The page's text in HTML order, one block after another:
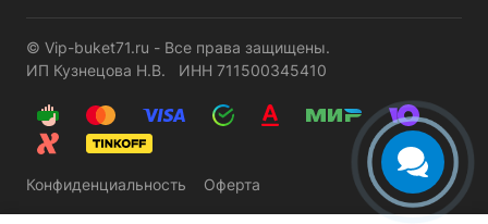
© Vip-buket71.ru - Все права защищены.
ИП Кузнецова Н.В. ИНН 711500345410
Конфиденциальность Оферта